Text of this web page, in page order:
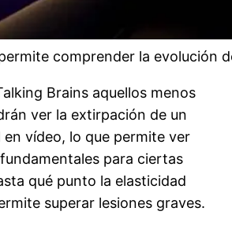
comprender la evolución
Brains aquellos menos
ver la extirpación de un
vídeo, lo que permite ver
para ciertas
qué punto la elasticidad
superar lesiones graves.